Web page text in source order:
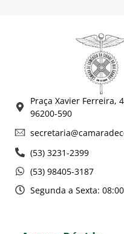
Praça Xavier Ferreira,
96200-590
(53) 3231-2399
(53) 98405-3187
Segunda a Sexta: